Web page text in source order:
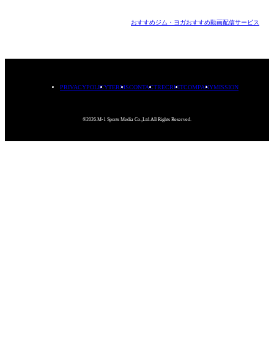
おすすめジム・ヨガおすすめ動画配信サービス
PRIVACYPOLICYTERMSCONTACTRECRUITCOMPANYMISSION
©2026.M-1 Sports Media Co.,Ltd.All Rights Reserved.